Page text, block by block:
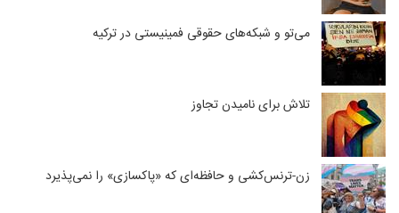
می‌تو و شبکه‌های حقوقی فمینیستی در ترکیه
تلاش برای نامیدن تجاوز
زن-ترنس‌کشی و حافظه‌ای که «پاکسازی» را نمی‌پذیرد